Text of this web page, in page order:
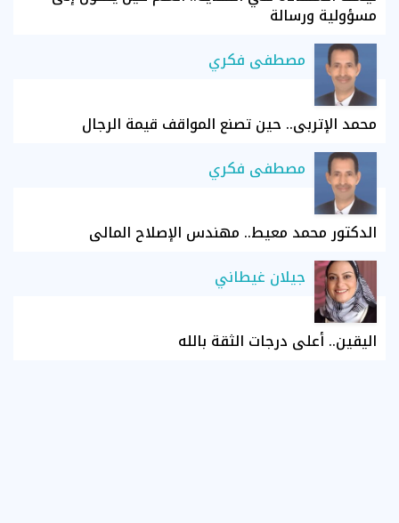
مسؤولية ورسالة
مصطفى فكري
محمد الإتربي.. حين تصنع المواقف قيمة الرجال
مصطفى فكري
الدكتور محمد معيط.. مهندس الإصلاح المالي
جيلان غيطاني
اليقين.. أعلى درجات الثقة بالله